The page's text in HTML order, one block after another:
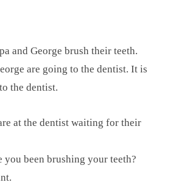
and George brush their teeth.
are going to the dentist. It is
the dentist.
at the dentist waiting for their
you been brushing your teeth?